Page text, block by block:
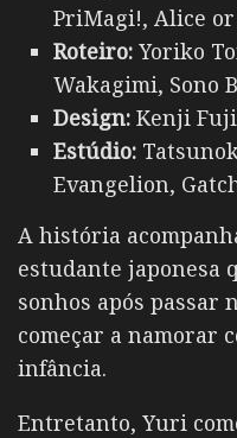
PriMagi!, Alice
Roteiro: Yoriko
Wakagimi, Sono
Design: Kenji
Estúdio:
Evangelion,
A história
estudante japonesa
sonhos após passar
começar a namorar
infância.
Entretanto, Yuri